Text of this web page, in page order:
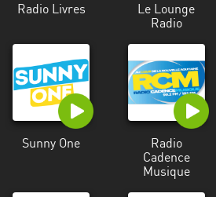
Radio Livres
Le Lounge
Radio
Sunny One
Radio
Cadence
Musique